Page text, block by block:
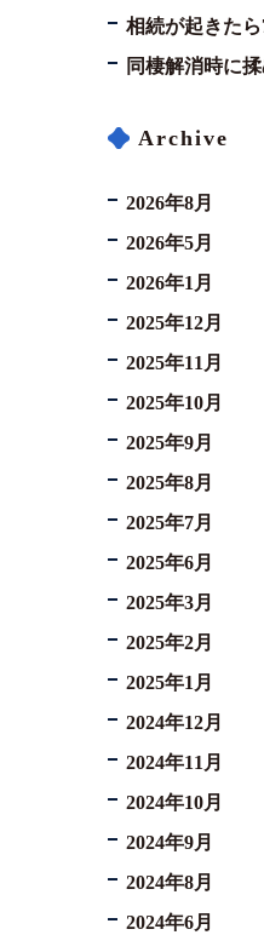
相続が起きたら
同棲解消時に
Archive
2026年8月
2026年5月
2026年1月
2025年12月
2025年11月
2025年10月
2025年9月
2025年8月
2025年7月
2025年6月
2025年3月
2025年2月
2025年1月
2024年12月
2024年11月
2024年10月
2024年9月
2024年8月
2024年6月